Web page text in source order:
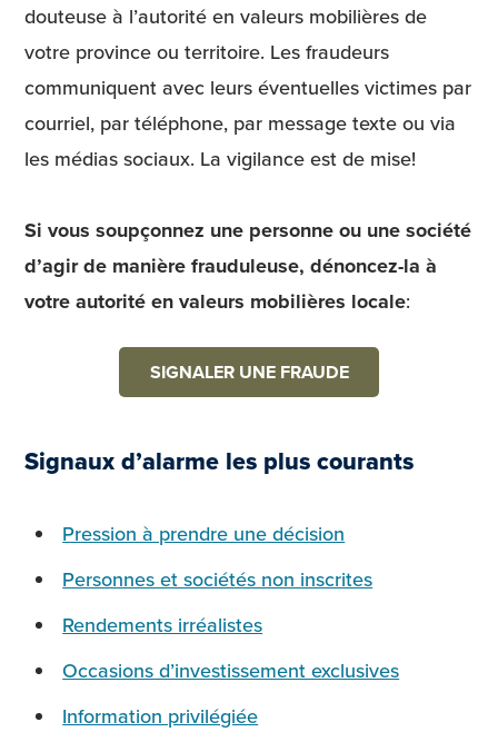
douteuse à l’autorité en valeurs mobilières de
votre province ou territoire. Les fraudeurs
communiquent avec leurs éventuelles victimes par
courriel, par téléphone, par message texte ou via
les médias sociaux. La vigilance est de mise!
Si vous soupçonnez une personne ou une société
d’agir de manière frauduleuse, dénoncez-la à
votre autorité en valeurs mobilières locale:
SIGNALER UNE FRAUDE
Signaux d’alarme les plus courants
Pression à prendre une décision
Personnes et sociétés non inscrites
Rendements irréalistes
Occasions d’investissement exclusives
Information privilégiée